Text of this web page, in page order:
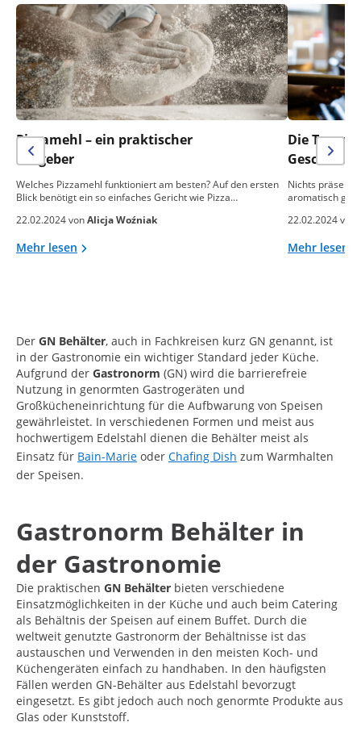
Pizzamehl – ein praktischer
Ratgeber
Welches Pizzamehl funktioniert am besten? Auf den ersten
Blick benötigt ein so einfaches Gericht wie Pizza…
22.02.2024 vonAlicja Woźniak
Mehr lesen
Die
Nichts
aromatisch
22.02.2024 von
Mehr lesen
Der GN Behälter, auch in Fachkreisen kurz GN genannt, ist
in der Gastronomie ein wichtiger Standard jeder Küche.
Aufgrund der Gastronorm (GN) wird die barrierefreie
Nutzung in genormten Gastrogeräten und
Großkücheneinrichtung für die Aufbwarung von Speisen
gewährleistet. In verschiedenen Formen und meist aus
hochwertigem Edelstahl dienen die Behälter meist als
Einsatz für Bain-Marie oder Chafing Dish zum Warmhalten
der Speisen.
Gastronorm Behälter in
der Gastronomie
Die praktischen GN Behälter bieten verschiedene
Einsatzmöglichkeiten in der Küche und auch beim Catering
als Behältnis der Speisen auf einem Buffet. Durch die
weltweit genutzte Gastronorm der Behältnisse ist das
austauschen und Verwenden in den meisten Koch- und
Küchengeräten einfach zu handhaben. In den häufigsten
Fällen werden GN-Behälter aus Edelstahl bevorzugt
eingesetzt. Es gibt jedoch auch noch genormte Produkte aus
Glas oder Kunststoff.